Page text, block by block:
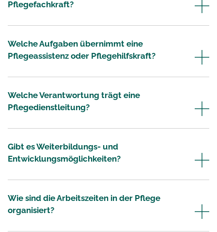
Pflegefachkraft?
Welche Aufgaben übernimmt eine
Pflegeassistenz oder Pflegehilfskraft?
Welche Verantwortung trägt eine
Pflegedienstleitung?
Gibt es Weiterbildungs- und
Entwicklungsmöglichkeiten?
Wie sind die Arbeitszeiten in der Pflege
organisiert?